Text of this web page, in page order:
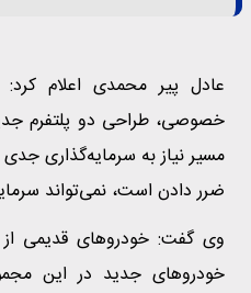
عادل پیر محمدی اعلام
خصوصی، طراحی دو پلتفرم
مسیر نیاز به سرمایه‌گذاری
ضرر دادن است، نمی‌تواند
وی گفت: خودروهای قدیمی
خودروهای جدید در این